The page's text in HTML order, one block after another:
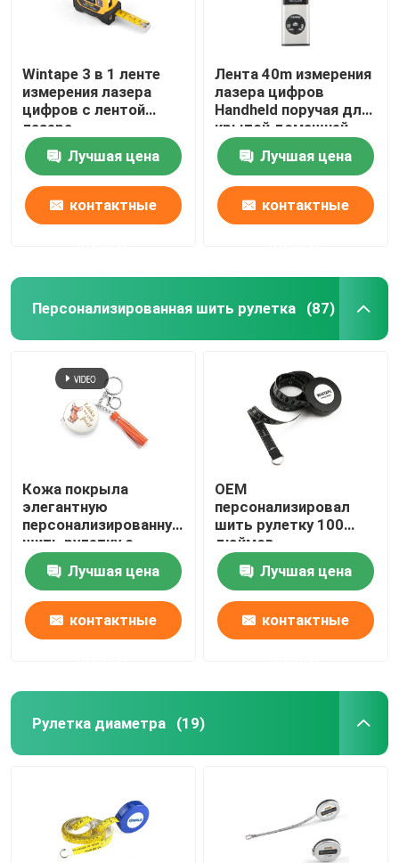
Wintape 3 в 1 ленте
измерения лазера
цифров с лентой
лазера
пересекающаяся
линия традиционной
стальной
Лучшая цена
контактные
Лента 40m измерения
лазера цифров
Handheld поручая для
крытой домашней
реновации
Лучшая цена
контактные
Персонализированная шить рулетка (87)
Кожа покрыла
элегантную
персонализированную
шить рулетку с
цепью Tassel
ключевойЛучшая цена
контактные
OEM
персонализировал
шить рулетку 100
дюймов
дополнительной
длины для проектов
ткани
Лучшая цена
контактные
Рулетка диаметра (19)